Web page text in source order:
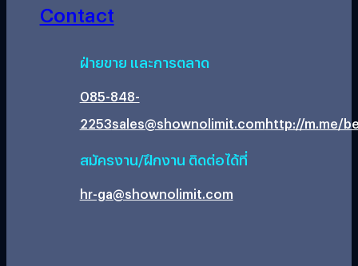
Contact
ฝ่ายขาย และการตลาด
085-848-
2253sales@shownolimit.comhttp://m.me/
สมัครงาน/ฝึกงาน ติดต่อได้ที่
hr-ga@shownolimit.com